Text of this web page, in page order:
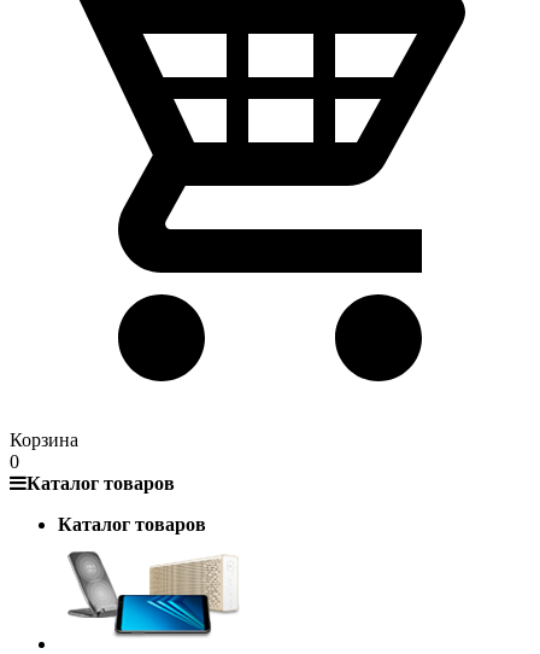
Корзина
0
Каталог товаров
Каталог товаров